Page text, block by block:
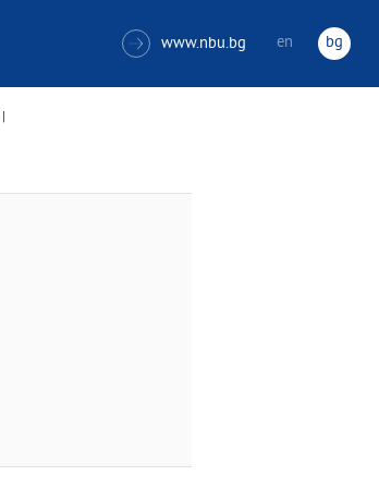
 www.nbu.bg en bg